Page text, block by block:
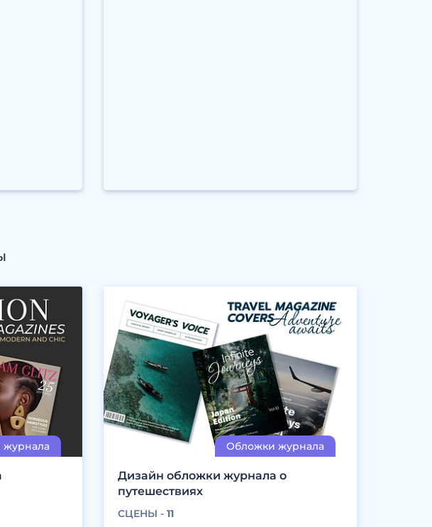
Дизайн обложки журнала о
путешествиях
СЦЕНЫ - 11